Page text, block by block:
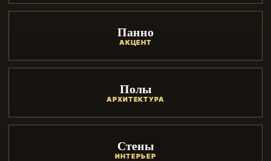
Панно
АКЦЕНТ
Полы
АРХИТЕКТУРА
Стены
ИНТЕРЬЕР